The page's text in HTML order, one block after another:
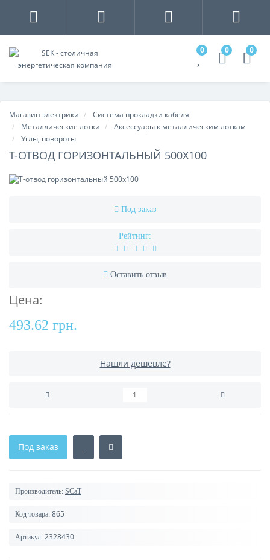
0 0 0
Магазин электрики
Система прокладки кабеля
Металлические лотки
Аксессуары к металлическим лоткам
Углы, повороты
Т-ОТВОД ГОРИЗОНТАЛЬНЫЙ 500Х100
Под заказ
Рейтинг:
Оставить отзыв
Цена:
493.62 грн.
Нашли дешевле?
Под заказ
Производитель: SCaT
Код товара: 865
Артикул: 2328430